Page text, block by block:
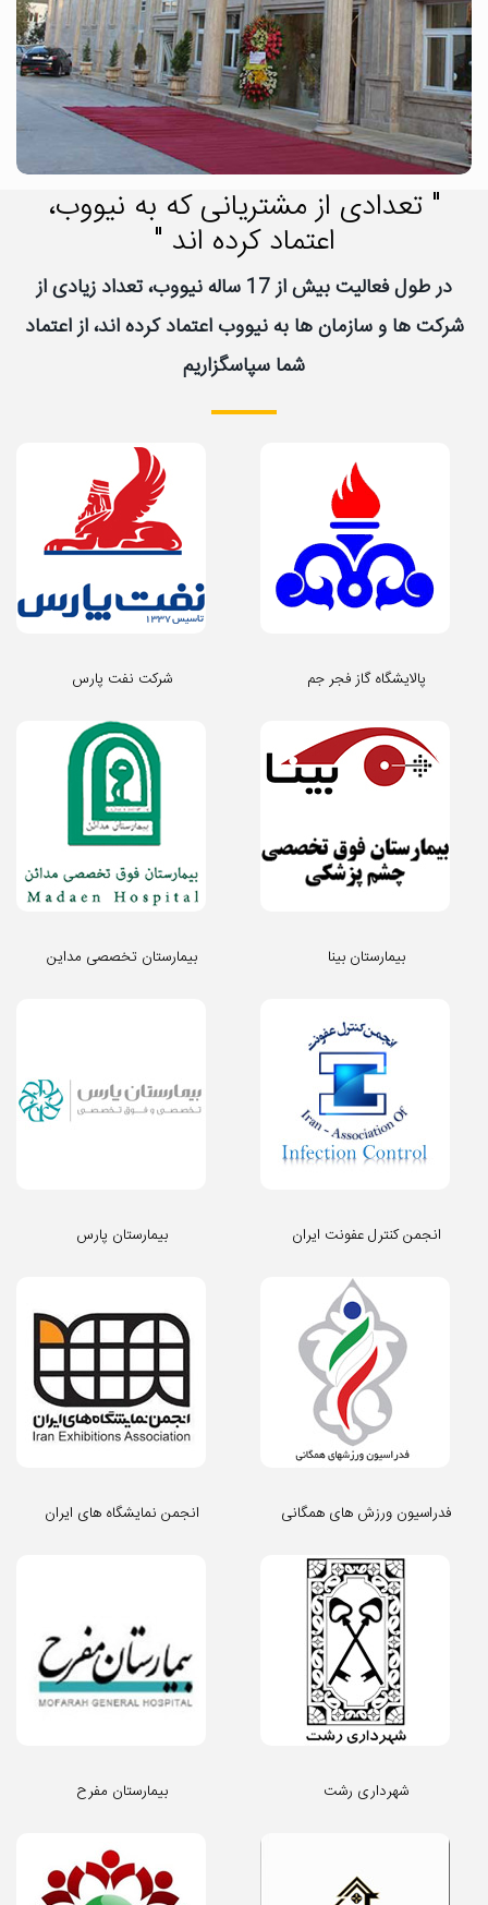
" تعدادی از مشتریانی که به نیووب،
اعتماد کرده اند "
در طول فعالیت بیش از 17 ساله نیووب، تعداد زیادی از
شرکت ها و سازمان ها به نیووب اعتماد کرده اند، از اعتماد
شما سپاسگزاریم
شرکت نفت پارس پالایشگاه گاز فجر جم
بیمارستان تخصصی مداین بیمارستان بینا
بیمارستان پارس انجمن کنترل عفونت ایران
انجمن نمایشگاه های ایران فدراسیون ورزش های همگانی
بیمارستان مفرح شهرداری رشت